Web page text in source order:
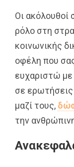
Οι ακόλουθοί
ρόλο στη
κοινωνικής
οφέλη που
ευχαριστώ
σε ερωτήσεις
μαζί τους,
την